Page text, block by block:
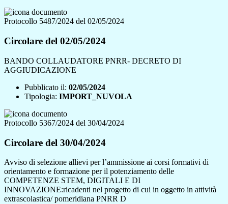
Protocollo 5487/2024 del 02/05/2024
Circolare del 02/05/2024
BANDO COLLAUDATORE PNRR- DECRETO DI
AGGIUDICAZIONE
Pubblicato il: 02/05/2024
Tipologia: IMPORT_NUVOLA
Protocollo 5367/2024 del 30/04/2024
Circolare del 30/04/2024
Avviso di selezione allievi per l’ammissione ai corsi formativi di
orientamento e formazione per il potenziamento delle
COMPETENZE STEM, DIGITALI E DI
INNOVAZIONE:ricadenti nel progetto di cui in oggetto in attività
extrascolastica/ pomeridiana PNRR D